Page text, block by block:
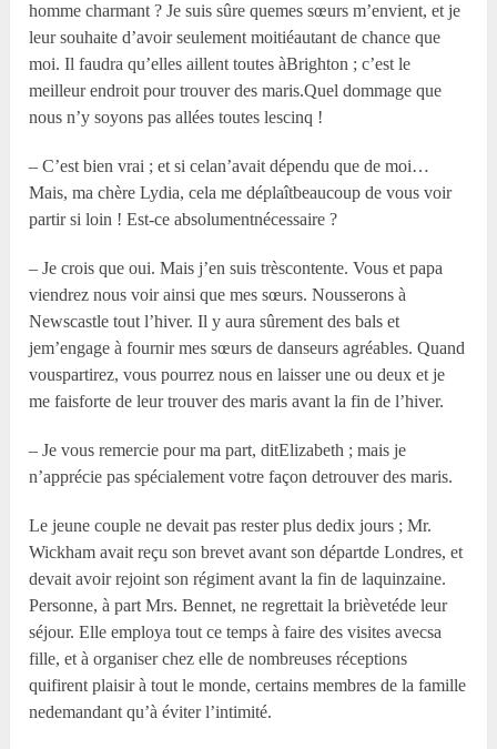
homme charmant ? Je suis sûre quemes sœurs m’envient, et je
leur souhaite d’avoir seulement moitiéautant de chance que
moi. Il faudra qu’elles aillent toutes àBrighton ; c’est le
meilleur endroit pour trouver des maris.Quel dommage que
nous n’y soyons pas allées toutes lescinq !
– C’est bien vrai ; et si celan’avait dépendu que de moi…
Mais, ma chère Lydia, cela me déplaîtbeaucoup de vous voir
partir si loin ! Est-ce absolumentnécessaire ?
– Je crois que oui. Mais j’en suis trèscontente. Vous et papa
viendrez nous voir ainsi que mes sœurs. Nousserons à
Newscastle tout l’hiver. Il y aura sûrement des bals et
jem’engage à fournir mes sœurs de danseurs agréables. Quand
vouspartirez, vous pourrez nous en laisser une ou deux et je
me faisforte de leur trouver des maris avant la fin de l’hiver.
– Je vous remercie pour ma part, ditElizabeth ; mais je
n’apprécie pas spécialement votre façon detrouver des maris.
Le jeune couple ne devait pas rester plus dedix jours ; Mr.
Wickham avait reçu son brevet avant son départde Londres, et
devait avoir rejoint son régiment avant la fin de laquinzaine.
Personne, à part Mrs. Bennet, ne regrettait la brièvetéde leur
séjour. Elle employa tout ce temps à faire des visites avecsa
fille, et à organiser chez elle de nombreuses réceptions
quifirent plaisir à tout le monde, certains membres de la famille
nedemandant qu’à éviter l’intimité.